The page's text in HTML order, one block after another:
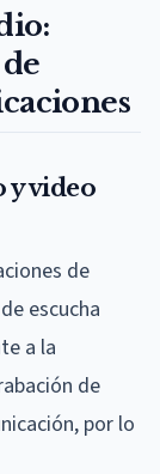
y video
de
escucha
a la
de
por lo